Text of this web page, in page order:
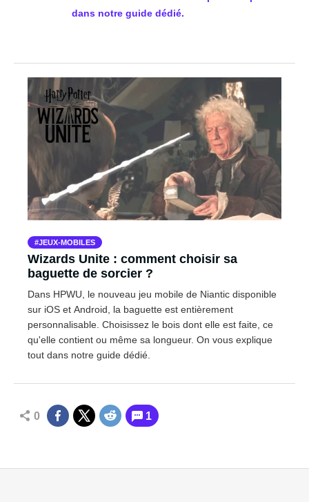
dans notre guide dédié.
JEUX-MOBILES
Wizards Unite : comment choisir sa
baguette de sorcier ?
Dans HPWU, le nouveau jeu mobile de Niantic disponible
sur iOS et Android, la baguette est entièrement
personnalisable. Choisissez le bois dont elle est faite, ce
qu'elle contient ou même sa longueur. On vous explique
tout dans notre guide dédié.
0 1